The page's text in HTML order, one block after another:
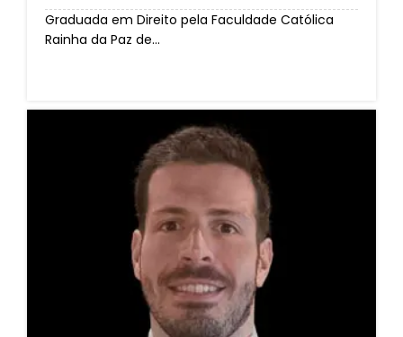
Graduada em Direito pela Faculdade Católica
Rainha da Paz de...